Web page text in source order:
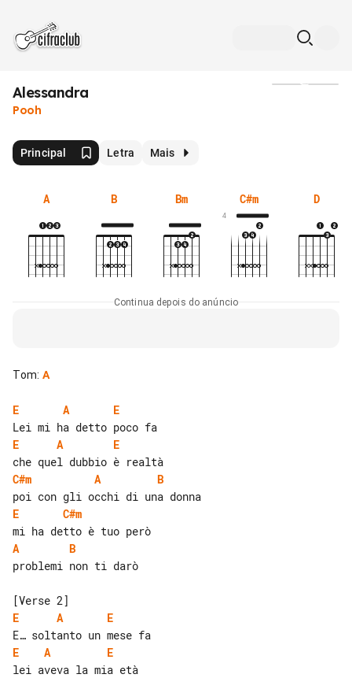
Alessandra
Pooh
Principal Letra Mais
A B Bm C#m
4
D
Continua depois do anúncio
Tom: A
E A
E
E
A
E
C#m
A
B
E
C#m
A
B
problemi non ti darò
E
A
E
E
A
E